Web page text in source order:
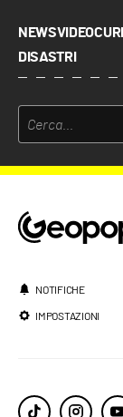
NEWSVIDEO
DISASTRI
NOTIFICHE
IMPOSTAZIONI